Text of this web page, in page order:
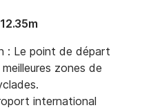
: Le point de départ
zones de
international